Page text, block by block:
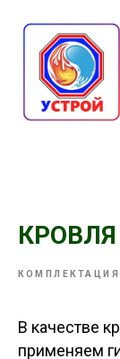
В качестве
применяем